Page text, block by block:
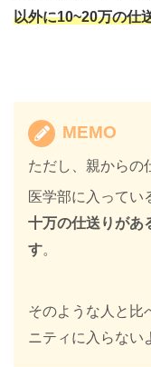
以外に10~20万の仕
MEMO
ただし、親からの
医学部に入ってい
十万の仕送りがあ
す。
そのような人と比
ニティに入らない